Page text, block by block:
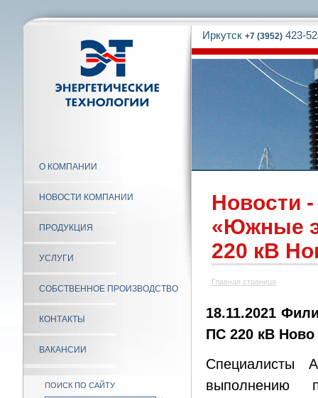
О КОМПАНИИ
НОВОСТИ КОМПАНИИ
ПРОДУКЦИЯ
УСЛУГИ
СОБСТВЕННОЕ ПРОИЗВОДСТВО
КОНТАКТЫ
ВАКАНСИИ
ПОИСК ПО САЙТУ
Иркутск +7 (3952) 423-
Новости
«Южные
220 кВ
Главная страница
18.11.2021
ПС 220 кВ
Специалисты
выполнению